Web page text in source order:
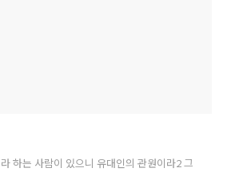
하는 사람이 있으니 유대인의 관원이라2 그